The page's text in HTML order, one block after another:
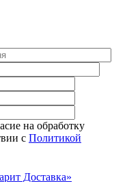
на обработку
c Политикой